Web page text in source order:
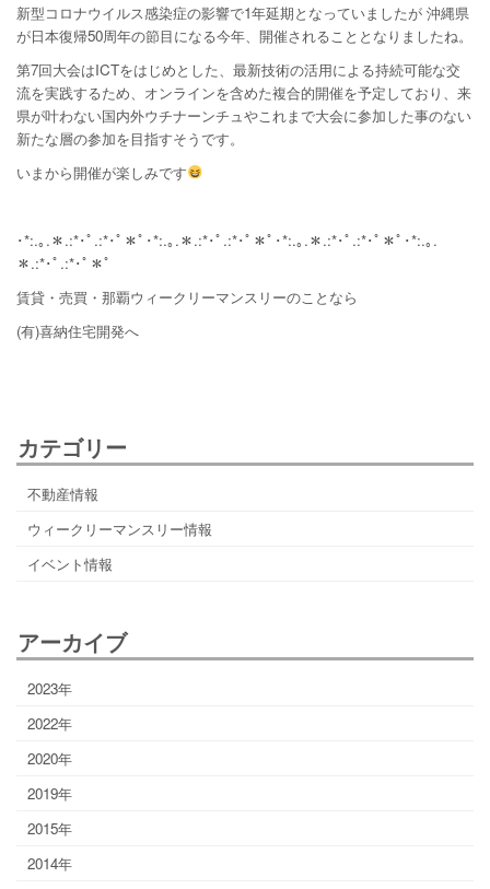
新型コロナウイルス感染症の影響で1年延期となっていましたが 沖縄県
が日本復帰50周年の節目になる今年、開催されることとなりましたね。
第7回大会はICTをはじめとした、最新技術の活用による持続可能な交
流を実践するため、オンラインを含めた複合的開催を予定しており、来
県が叶わない国内外ウチナーンチュやこれまで大会に参加した事のない
新たな層の参加を目指すそうです。
いまから開催が楽しみです
･*:.｡.＊.:*･ﾟ.:*･ﾟ＊ﾟ･*:.｡.＊.:*･ﾟ.:*･ﾟ＊ﾟ･*:.｡.＊.:*･ﾟ.:*･ﾟ＊ﾟ･*:.｡.
＊.:*･ﾟ.:*･ﾟ＊ﾟ
賃貸・売買・那覇ウィークリーマンスリーのことなら
(有)喜納住宅開発へ
カテゴリー
不動産情報
ウィークリーマンスリー情報
イベント情報
アーカイブ
2023年
2022年
2020年
2019年
2015年
2014年